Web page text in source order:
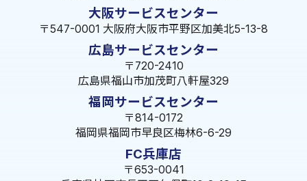
大阪サービスセンター
〒547-0001 大阪府大阪市平野区加美北5-13-8
広島サービスセンター
〒720-2410
広島県福山市加茂町八軒屋329
福岡サービスセンター
〒814-0172
福岡県福岡市早良区梅林6-6-29
FC兵庫店
〒653-0041